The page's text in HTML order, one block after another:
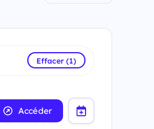
Effacer (1)
Accéder